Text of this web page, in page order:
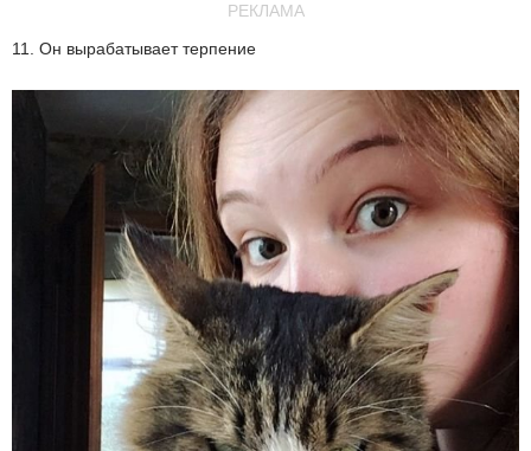
РЕКЛАМА
11. Он вырабатывает терпение